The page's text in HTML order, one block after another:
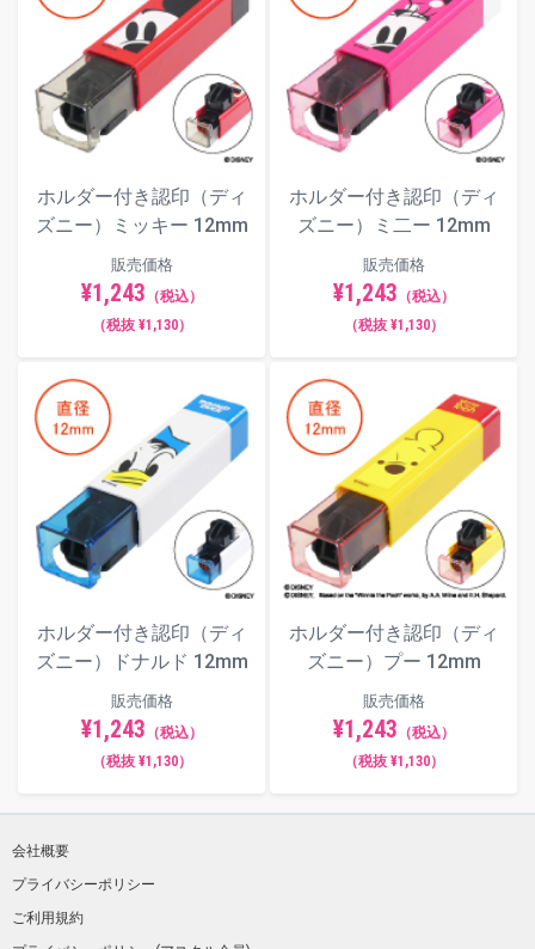
ホルダー付き認印（ディ
ズニー）ミッキー 12mm
販売価格
¥1,243 （税込）
（税抜 ¥1,130）
ホルダー付き認印（ディ
ズニー）ミ二ー 12mm
販売価格
¥1,243 （税込）
（税抜 ¥1,130）
ホルダー付き認印（ディ
ズニー）ドナルド 12mm
販売価格
¥1,243 （税込）
（税抜 ¥1,130）
ホルダー付き認印（ディ
ズニー）プー 12mm
販売価格
¥1,243 （税込）
（税抜 ¥1,130）
会社概要
プライバシーポリシー
ご利用規約